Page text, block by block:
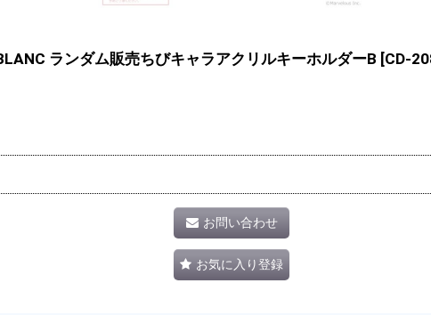
ランダム販売ちびキャラアクリルキーホルダーB [CD-
お問い合わせ
お気に入り登録